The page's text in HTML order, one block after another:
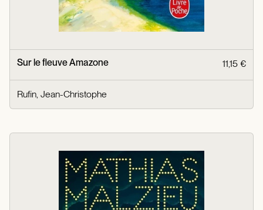
Sur le fleuve Amazone 11,15 €
Rufin, Jean-Christophe